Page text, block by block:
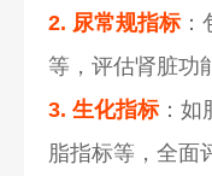
2. 尿常规指标：
等，评估肾脏功
3. 生化指标：如
脂指标等，全面